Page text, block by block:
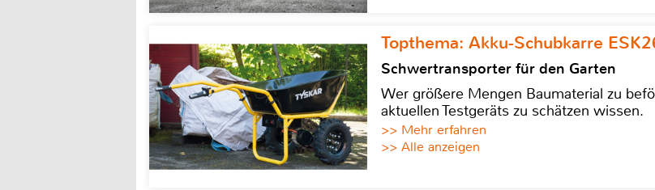
Topthema: Akku-Schubkarre
Schwertransporter für den Garten
Wer größere Mengen Baumaterial zu
aktuellen Testgeräts zu schätzen wissen.
>> Mehr erfahren
>> Alle anzeigen